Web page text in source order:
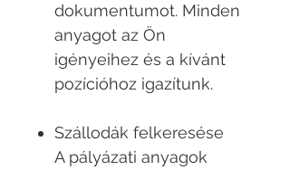
dokumentumot. Minden
anyagot az Ön
igényeihez és a kívánt
pozícióhoz igazítunk.
Szállodák felkeresése
A pályázati anyagok